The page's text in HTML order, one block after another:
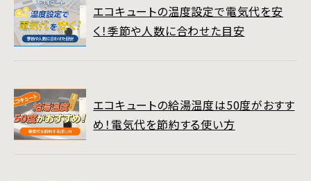
エコキュートの温度設定で電気代を安
く！季節や人数に合わせた目安
エコキュートの給湯温度は50度がおすす
め！電気代を節約する使い方